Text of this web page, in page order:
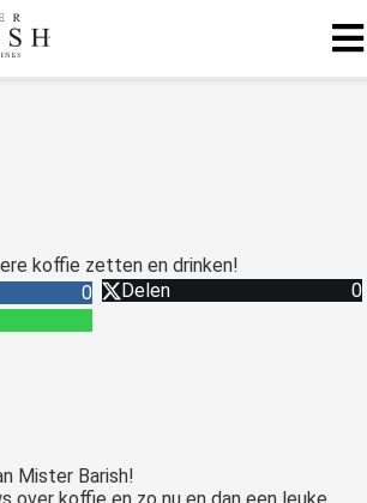
koffie zetten en drinken!
0 Delen
0
Mister Barish!